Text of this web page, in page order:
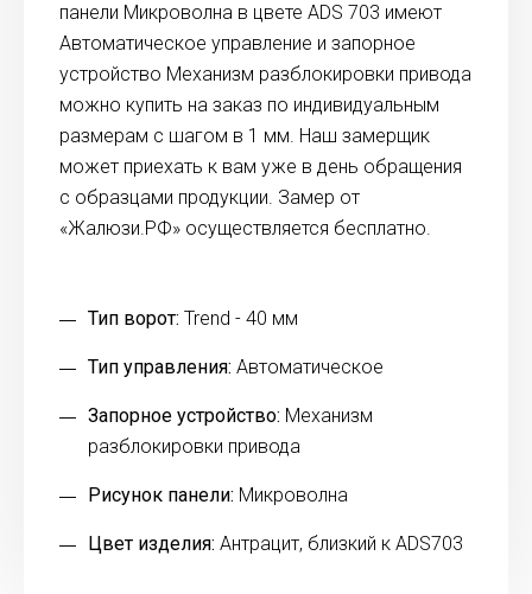
панели Микроволна в цвете ADS 703 имеют
Автоматическое управление и запорное
устройство Механизм разблокировки привода
можно купить на заказ по индивидуальным
размерам с шагом в 1 мм. Наш замерщик
может приехать к вам уже в день обращения
с образцами продукции. Замер от
«Жалюзи.РФ» осуществляется бесплатно.
Тип ворот: Trend - 40 мм
Тип управления: Автоматическое
Запорное устройство: Механизм
разблокировки привода
Рисунок панели: Микроволна
Цвет изделия: Антрацит, близкий к ADS703